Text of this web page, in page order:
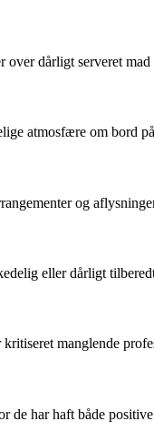
dårligt serveret
atmosfære om bord
og
eller dårligt
manglende
de har haft både